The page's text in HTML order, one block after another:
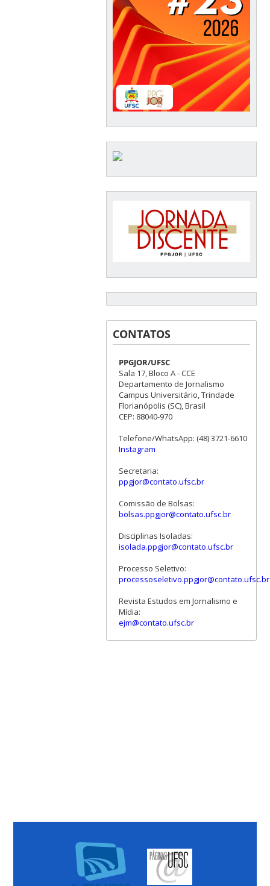
CONTATOS
PPGJOR/UFSC
Sala 17, Bloco A - CCE
Departamento de Jornalismo
Campus Universitário, Trindade
Florianópolis (SC), Brasil
CEP: 88040-970
Telefone/WhatsApp: (48) 3721-6610
Instagram
Secretaria:
ppgjor@contato.ufsc.br
Comissão de Bolsas:
bolsas.ppgjor@contato.ufsc.br
Disciplinas Isoladas:
isolada.ppgjor@contato.ufsc.br
Processo Seletivo:
processoseletivo.ppgjor@contato.ufsc.br
Revista Estudos em Jornalismo e
Mídia:
ejm@contato.ufsc.br